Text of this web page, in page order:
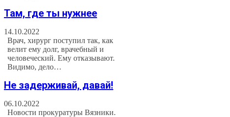
Там, где ты нужнее
14.10.2022
Врач, хирург поступил так, как
велит ему долг, врачебный и
человеческий. Ему отказывают.
Видимо, дело…
Не задерживай, давай!
06.10.2022
Новости прокуратуры Вязники.